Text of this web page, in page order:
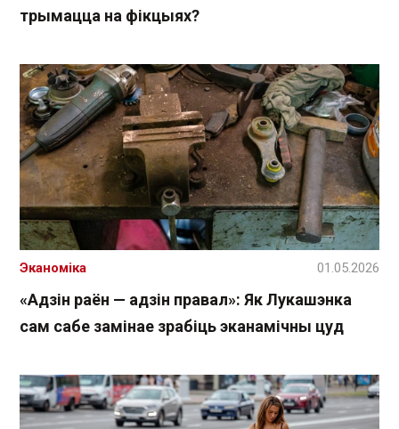
трымацца на фікцыях?
«Адзін раён — адзін правал»: Як Лукашэнка
сам сабе замінае зрабіць эканамічны цуд
Эканоміка 01.05.2026